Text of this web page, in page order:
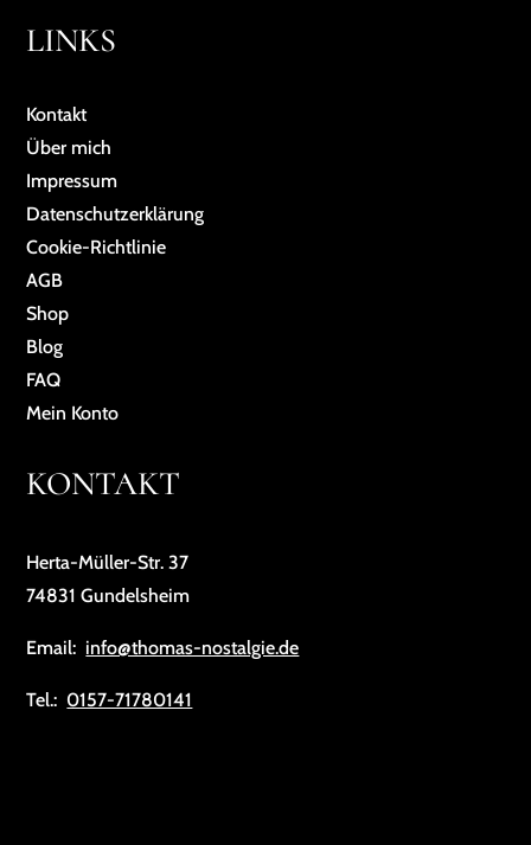
LINKS
Kontakt
Über mich
Impressum
Da­ten­schutz­er­klä­rung
Cookie-Richtlinie
AGB
Shop
Blog
FAQ
Mein Konto
KONTAKT
Herta-Müller-Str. 37
74831 Gundelsheim
Email: info@thomas-nostalgie.de
Tel.: 0157-71780141